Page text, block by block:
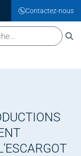
Contactez-nous